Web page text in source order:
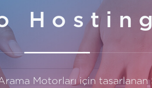
Hosting
Arama Motorları için